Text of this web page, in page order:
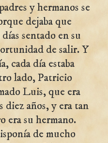
y hermanos se
dejaba que
sentado en su
de salir. Y
cada día estaba
lado, Patricio
Luis, que era
diez años, y era tan
era su hermano.
de mucho